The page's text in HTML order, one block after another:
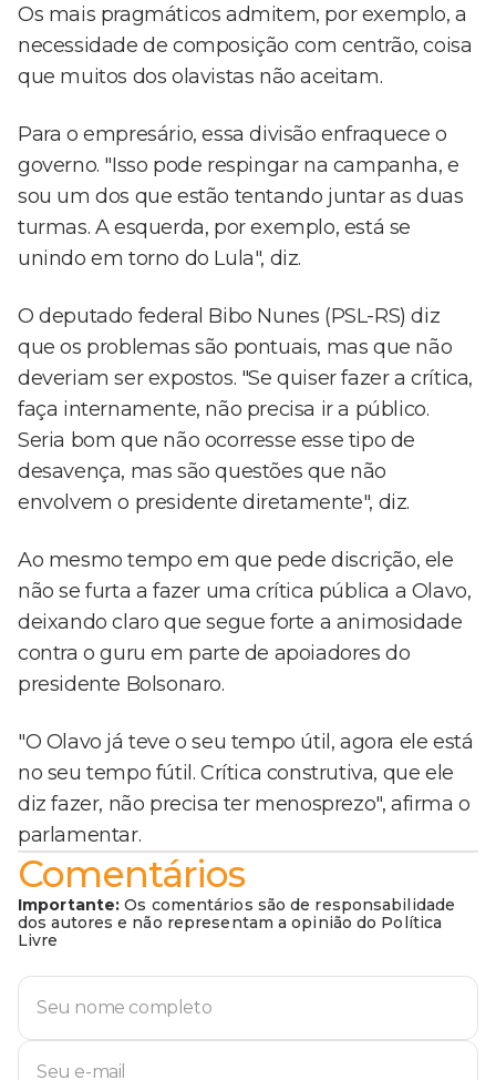
Os mais pragmáticos admitem, por exemplo, a
necessidade de composição com centrão, coisa
que muitos dos olavistas não aceitam.
Para o empresário, essa divisão enfraquece o
governo. "Isso pode respingar na campanha, e
sou um dos que estão tentando juntar as duas
turmas. A esquerda, por exemplo, está se
unindo em torno do Lula", diz.
O deputado federal Bibo Nunes (PSL-RS) diz
que os problemas são pontuais, mas que não
deveriam ser expostos. "Se quiser fazer a crítica,
faça internamente, não precisa ir a público.
Seria bom que não ocorresse esse tipo de
desavença, mas são questões que não
envolvem o presidente diretamente", diz.
Ao mesmo tempo em que pede discrição, ele
não se furta a fazer uma crítica pública a Olavo,
deixando claro que segue forte a animosidade
contra o guru em parte de apoiadores do
presidente Bolsonaro.
"O Olavo já teve o seu tempo útil, agora ele está
no seu tempo fútil. Crítica construtiva, que ele
diz fazer, não precisa ter menosprezo", afirma o
parlamentar.
Comentários
Importante: Os comentários são de responsabilidade
dos autores e não representam a opinião do Política
Livre